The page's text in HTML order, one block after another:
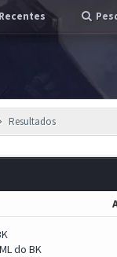
Recentes
Resultados
do BK